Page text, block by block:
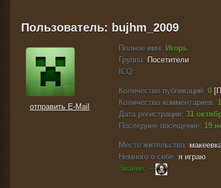
Пользователь: bujhm_2009
отправить E-Mail
Полное имя: Игорь
Группа: Посетители
ICQ:
Количество публикаций: 0
Количество комментариев: 1
Дата регистрации: 31
Последнее посещение: 19
Место жительства:
Немного о себе: я играю
Звание: ---